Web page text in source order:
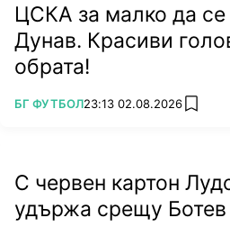
ЦСКА за малко да се
Дунав. Красиви
обрата!
ПОВЕЧЕ ОТ
БГ ФУТБОЛ23:13 02.08.2026 add
С червен картон
удържа срещу